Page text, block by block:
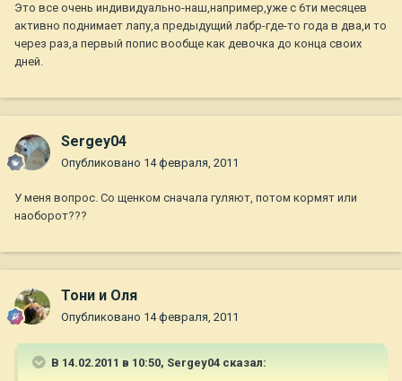
Это все очень индивидуально-наш,например,уже с 6ти месяцев
активно поднимает лапу,а предыдущий лабр-где-то года в два,и то
через раз,а первый попис вообще как девочка до конца своих
дней.
Sergey04
Опубликовано 14 февраля, 2011
У меня вопрос. Со щенком сначала гуляют, потом кормят или
наоборот???
Тони и Оля
Опубликовано 14 февраля, 2011
В 14.02.2011 в 10:50, Sergey04 сказал: